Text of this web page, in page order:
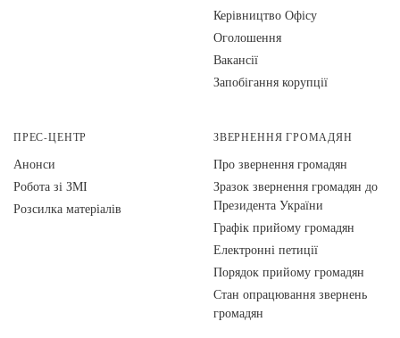
Керівництво Офісу
Оголошення
Вакансії
Запобігання корупції
ПРЕС-ЦЕНТР
Анонси
Робота зі ЗМІ
Розсилка матеріалів
ЗВЕРНЕННЯ ГРОМАДЯН
Про звернення громадян
Зразок звернення громадян до
Президента України
Графік прийому громадян
Електронні петиції
Порядок прийому громадян
Стан опрацювання звернень
громадян